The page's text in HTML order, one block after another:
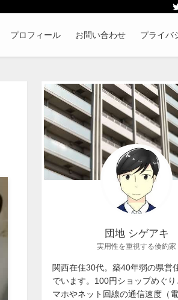
プロフィール お問い合わせ プライバ
団地 シゲアキ
実用性を重視する倹約家
関西在住30代。築40年弱の県営
でいます。100円ショップめぐり
マホやネット回線の通信速度（